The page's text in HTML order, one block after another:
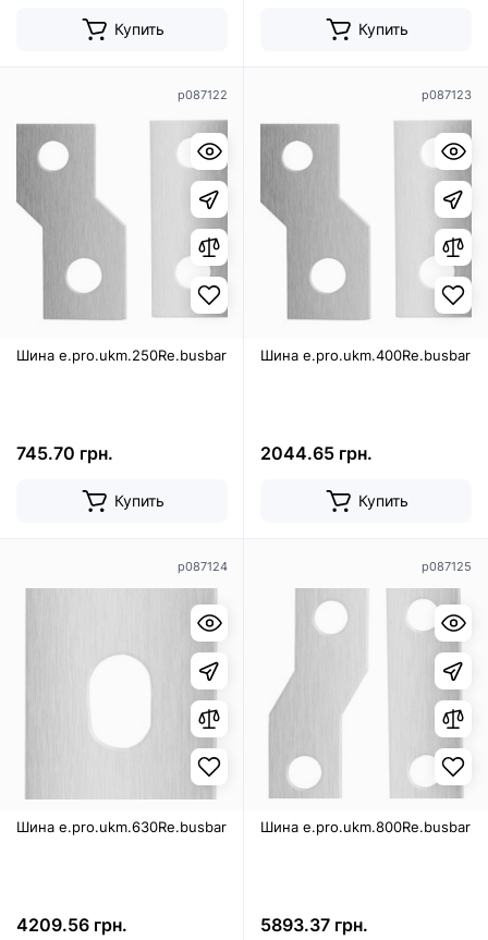
Купить Купить
p087122
Шина e.pro.ukm.250Re.busbar
745.70 грн.
Купить
p087123
Шина e.pro.ukm.400Re.busbar
2044.65 грн.
Купить
p087124
Шина e.pro.ukm.630Re.busbar
4209.56 грн.
p087125
Шина e.pro.ukm.800Re.busbar
5893.37 грн.